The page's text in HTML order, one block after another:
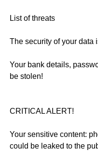
List of threats
The security of your data
Your bank details,
be stolen!
CRITICAL ALERT!
Your sensitive content:
could be leaked to the